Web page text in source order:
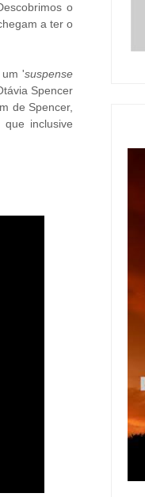
o
a ter o
um 'suspense
Spencer
de Spencer,
inclusive